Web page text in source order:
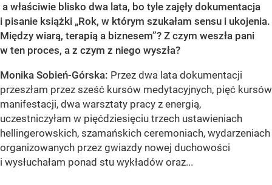
a właściwie blisko dwa lata, bo tyle zajęły dokumentacja
i pisanie książki „Rok, w którym szukałam sensu i ukojenia.
Między wiarą, terapią a biznesem”? Z czym weszła pani
w ten proces, a z czym z niego wyszła?
Monika Sobień-Górska: Przez dwa lata dokumentacji
przeszłam przez sześć kursów medytacyjnych, pięć kursów
manifestacji, dwa warsztaty pracy z energią,
uczestniczyłam w pięćdziesięciu trzech ustawieniach
hellingerowskich, szamańskich ceremoniach, wydarzeniach
organizowanych przez gwiazdy nowej duchowości
i wysłuchałam ponad stu wykładów oraz...